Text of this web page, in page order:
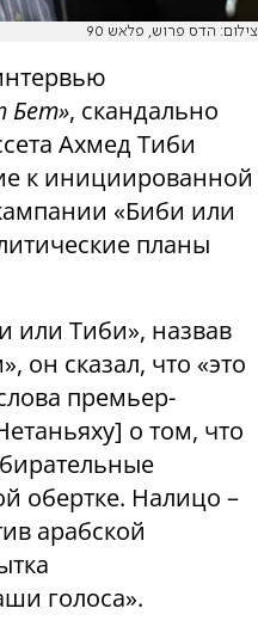
צילום: הדס פרוש, פלאש 90
Бет», скандально
Ахмед Тиби
к инициированной
«Биби или
планы
или Тиби», назвав
он сказал, что «это
премьер-
о том, что
обертке. Налицо –
арабской
голоса».